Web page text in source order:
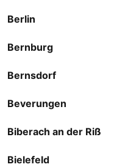
Berlin
Bernburg
Bernsdorf
Beverungen
Biberach an der Riß
Bielefeld